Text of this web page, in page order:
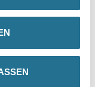
+ 30 °C für alle